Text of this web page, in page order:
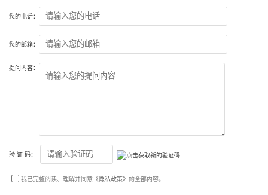
您的电话：
您的邮箱：
提问内容：
验 证 码：
我已完整阅读、理解并同意 《隐私政策》 的全部内容。